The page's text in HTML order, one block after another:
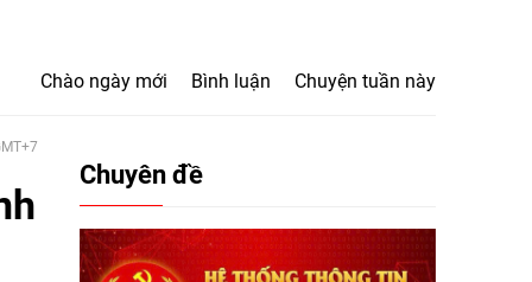
Chào ngày mới Bình luận Chuyện tuần này
Chuyên đề